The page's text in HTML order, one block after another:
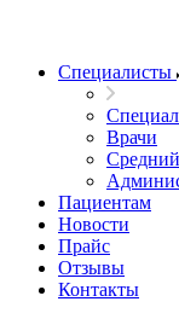
Специалисты
Врачи
Пациентам
Новости
Прайс
Отзывы
Контакты